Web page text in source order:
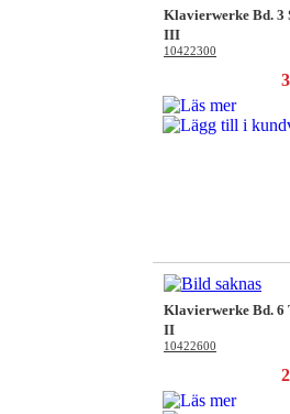
Klavierwerke Bd. 3
III
10422300
Klavierwerke Bd. 6
II
10422600